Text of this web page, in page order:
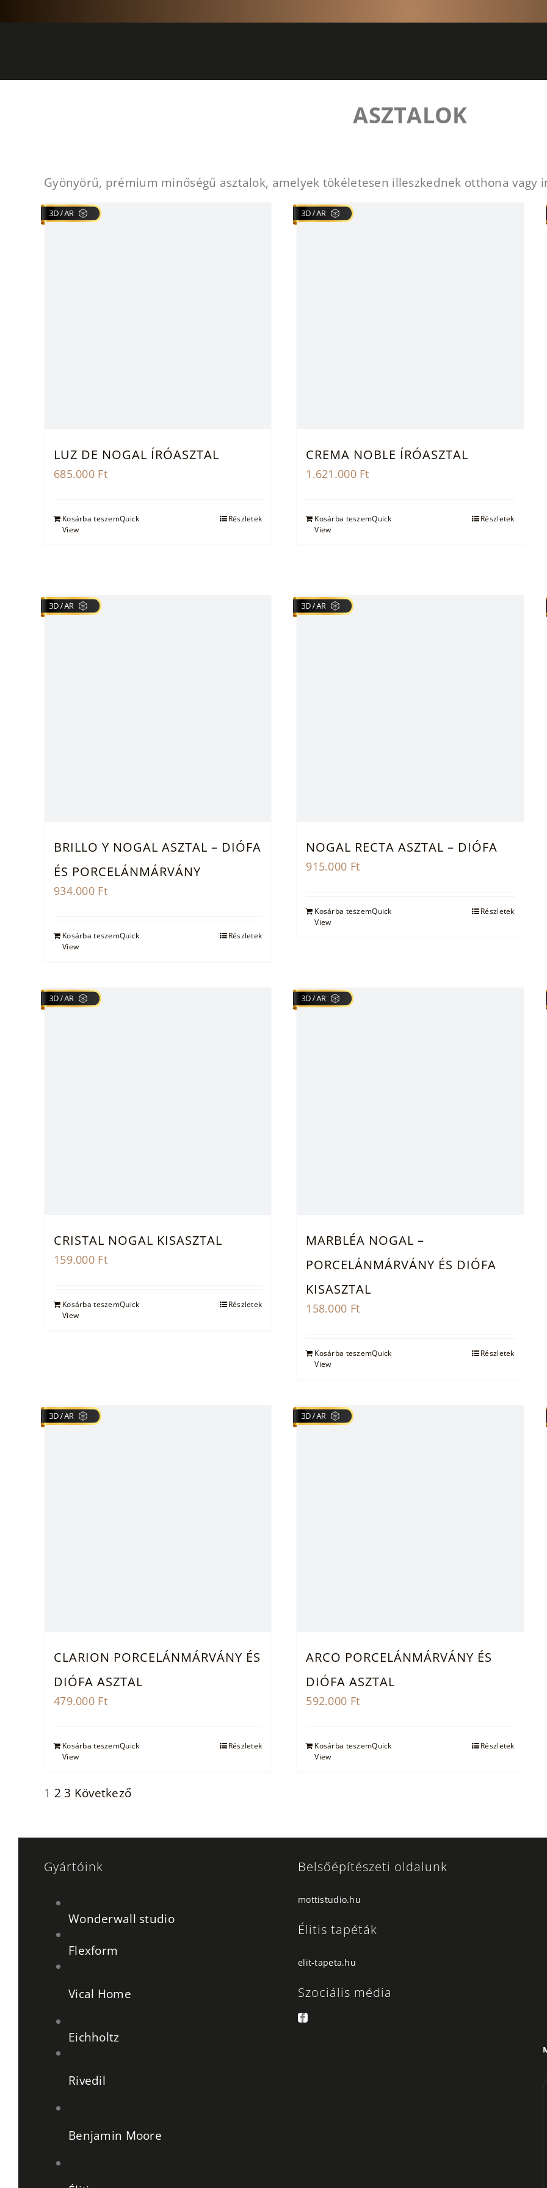
ASZTALOK
Gyönyörű, prémium minőségű asztalok, amelyek tökéletesen illeszkednek otthona vagy
LUZ DE NOGAL ÍRÓASZTAL
685.000 Ft
Kosárba teszem Részletek
Quick
View
CREMA NOBLE ÍRÓASZTAL
1.621.000 Ft
Kosárba teszem Részletek
Quick
View
BRILLO Y NOGAL ASZTAL – DIÓFA
ÉS PORCELÁNMÁRVÁNY
934.000 Ft
Kosárba teszem Részletek
Quick
View
NOGAL RECTA ASZTAL – DIÓFA
915.000 Ft
Kosárba teszem Részletek
Quick
View
CRISTAL NOGAL KISASZTAL
159.000 Ft
Kosárba teszem Részletek
Quick
View
MARBLÉA NOGAL –
PORCELÁNMÁRVÁNY ÉS DIÓFA
KISASZTAL
158.000 Ft
Kosárba teszem Részletek
Quick
View
CLARION PORCELÁNMÁRVÁNY ÉS
DIÓFA ASZTAL
479.000 Ft
Kosárba teszem Részletek
Quick
View
ARCO PORCELÁNMÁRVÁNY ÉS
DIÓFA ASZTAL
592.000 Ft
Kosárba teszem Részletek
Quick
View
1 2 3 Következő
Gyártóink
Wonderwall studio
Flexform
Vical Home
Eichholtz
Rivedil
Benjamin Moore
Belsőépítészeti oldalunk
mottistudio.hu
Élitis tapéták
elit-tapeta.hu
Szociális média